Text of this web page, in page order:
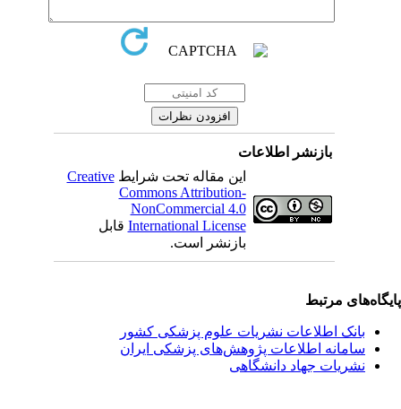
بازنشر اطلاعات
این مقاله تحت شرایطCreative
Commons Attribution-
NonCommercial 4.0
International Licenseقابل
بازنشر است.
مرتبط
بانک اطلاعات نشریات علوم پزشکی کشور
سامانه اطلاعات پژوهش‌های پزشکی ایران
نشریات جهاد دانشگاهی